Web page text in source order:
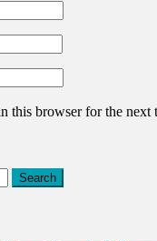
this browser for the next